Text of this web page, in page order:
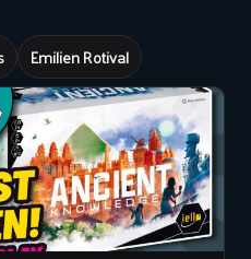
Emilien Rotival